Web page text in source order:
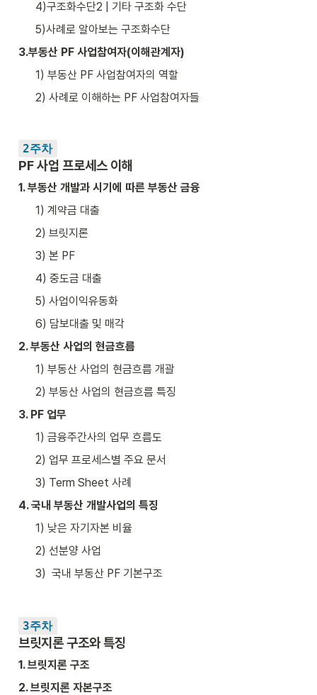
4)구조화수단2 | 기타 구조화 수단
5)사례로 알아보는 구조화수단
3.부동산 PF 사업참여자(이해관계자)
1) 부동산 PF 사업참여자의 역할
2) 사례로 이해하는 PF 사업참여자들
2주차
PF 사업 프로세스 이해
1. 부동산 개발과 시기에 따른 부동산 금융
1) 계약금 대출
2) 브릿지론
3) 본 PF
4) 중도금 대출
5) 사업이익유동화
6) 담보대출 및 매각
2. 부동산 사업의 현금흐름
1) 부동산 사업의 현금흐름 개괄
2) 부동산 사업의 현금흐름 특징
3. PF 업무
1) 금융주간사의 업무 흐름도
2) 업무 프로세스별 주요 문서
3) Term Sheet 사례
4. 국내 부동산 개발사업의 특징
1) 낮은 자기자본 비율
2) 선분양 사업
3)  국내 부동산 PF 기본구조
3주차
브릿지론 구조와 특징
1. 브릿지론 구조
2. 브릿지론 자본구조